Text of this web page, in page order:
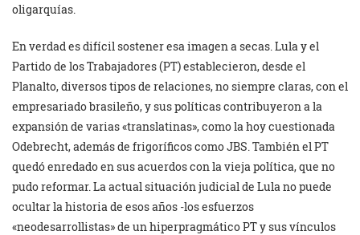
oligarquías.
En verdad es difícil sostener esa imagen a secas. Lula y el
Partido de los Trabajadores (PT) establecieron, desde el
Planalto, diversos tipos de relaciones, no siempre claras, con el
empresariado brasileño, y sus políticas contribuyeron a la
expansión de varias «translatinas», como la hoy cuestionada
Odebrecht, además de frigoríficos como JBS. También el PT
quedó enredado en sus acuerdos con la vieja política, que no
pudo reformar. La actual situación judicial de Lula no puede
ocultar la historia de esos años -los esfuerzos
«neodesarrollistas» de un hiperpragmático PT y sus vínculos